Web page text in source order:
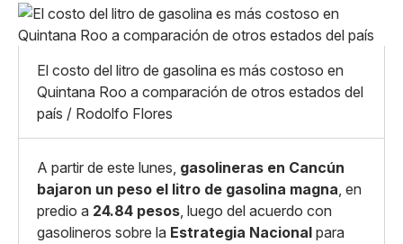
Linkedin
X
Whatsapp
Copiar enlace
Pequeño
Mediano
Grande
El costo del litro de gasolina es más costoso en
Quintana Roo a comparación de otros estados del
país / Rodolfo Flores
A partir de este lunes, gasolineras en Cancún
bajaron un peso el litro de gasolina magna, en
predio a 24.84 pesos, luego del acuerdo con
gasolineros sobre la Estrategia Nacional para